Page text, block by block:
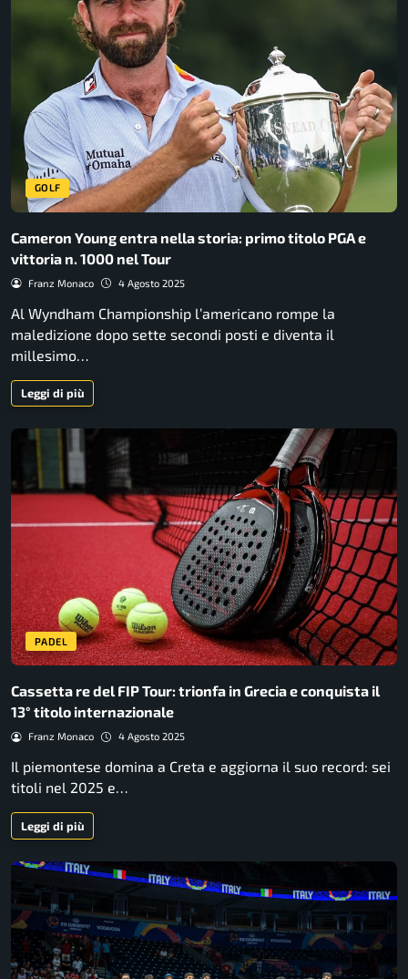
GOLF
Cameron Young entra nella storia: primo titolo PGA e
vittoria n. 1000 nel Tour
Franz Monaco 4 Agosto 2025
Al Wyndham Championship l’americano rompe la
maledizione dopo sette secondi posti e diventa il
millesimo…
Leggi di più
PADEL
Cassetta re del FIP Tour: trionfa in Grecia e conquista il
13° titolo internazionale
Franz Monaco 4 Agosto 2025
Il piemontese domina a Creta e aggiorna il suo record: sei
titoli nel 2025 e…
Leggi di più